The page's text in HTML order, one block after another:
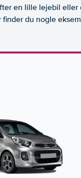
en lille lejebil
du nogle